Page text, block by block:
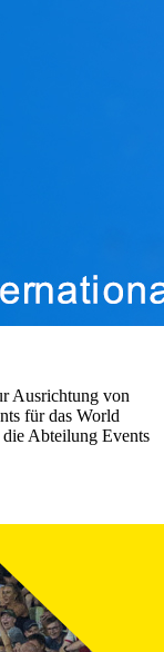
Ausrichtung von
für das World
Abteilung Events